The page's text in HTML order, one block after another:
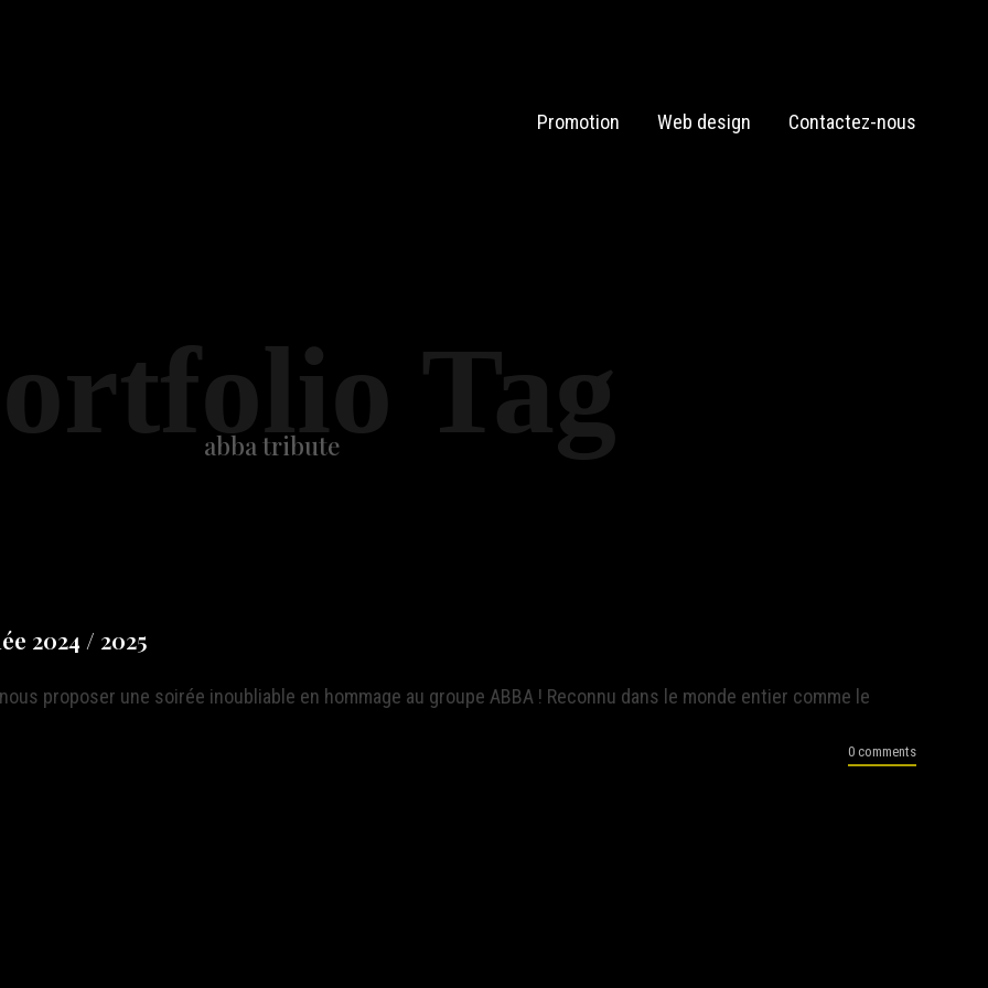
Promotion Web design Contactez-nous
Tag
abba tribute
2024 / 2025
proposer une soirée inoubliable en hommage au groupe ABBA ! Reconnu dans le monde entier comme le
0 comments